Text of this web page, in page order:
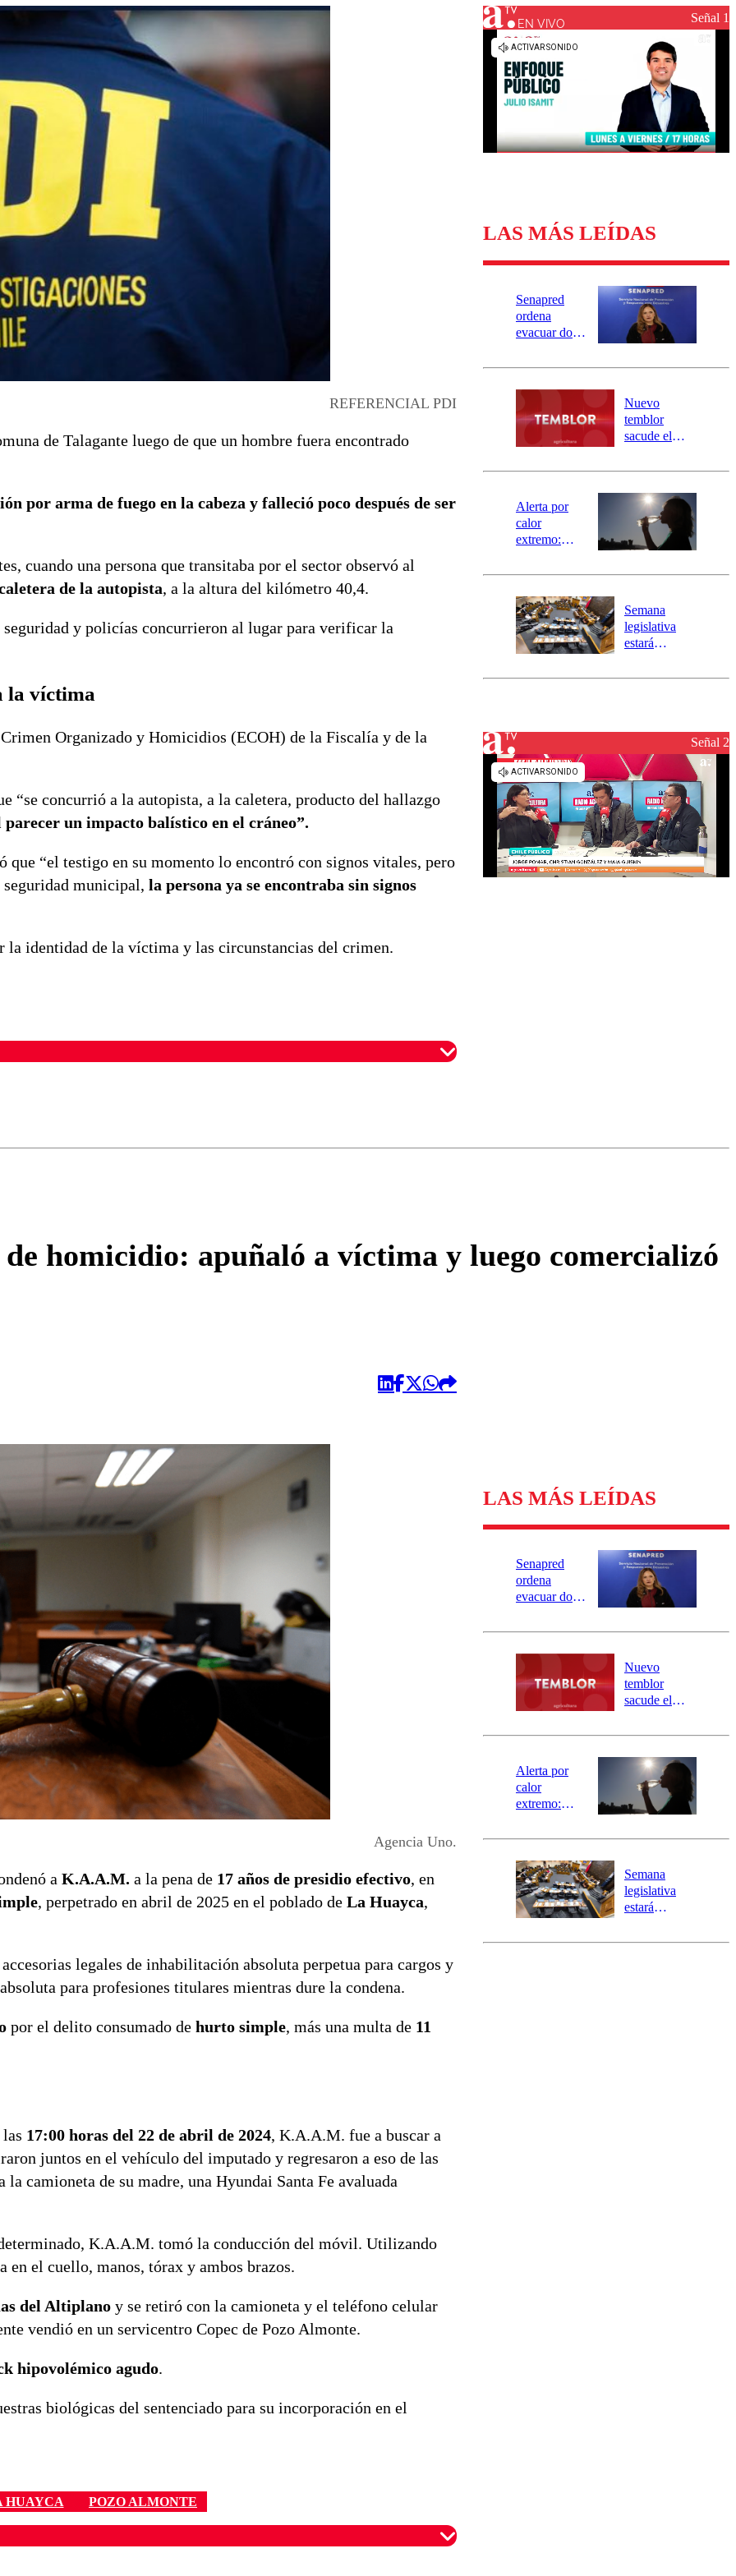
Universidad de Chile
Sustentabilidad
REFERENCIAL PDI
de Talagante luego de que un hombre fuera encontrado
por arma de fuego en la cabeza y falleció poco después de ser
cuando una persona que transitaba por el sector observó al
de la autopista, a la altura del kilómetro 40,4.
seguridad y policías concurrieron al lugar para verificar la
la víctima
Organizado y Homicidios (ECOH) de la Fiscalía y de la
“se concurrió a la autopista, a la caletera, producto del hallazgo
un impacto balístico en el cráneo”.
“el testigo en su momento lo encontró con signos vitales, pero
seguridad municipal, la persona ya se encontraba sin signos
identidad de la víctima y las circunstancias del crimen.
EN VIVO Señal 1
LAS MÁS LEÍDAS
Senapred
ordena
evacuar dos
Carahue por
río Damas:
activa
mensajería
SAE
Nuevo
temblor
sacude el
revisa la
epicentro
Alerta por
calor
extremo:
activa Alerta
Preventiva en
tres comunas
Semana
legislativa
estará
el fin de la
reconstrucciónSeñal 2
homicidio: apuñaló a víctima y luego comercializó
Agencia Uno.
a K.A.A.M. a la pena de 17 años de presidio efectivo, en
, perpetrado en abril de 2025 en el poblado de La Huayca,
legales de inhabilitación absoluta perpetua para cargos y
para profesiones titulares mientras dure la condena.
por el delito consumado de hurto simple, más una multa de 11
17:00 horas del 22 de abril de 2024, K.A.A.M. fue a buscar a
juntos en el vehículo del imputado y regresaron a eso de las
camioneta de su madre, una Hyundai Santa Fe avaluada
K.A.A.M. tomó la conducción del móvil. Utilizando
el cuello, manos, tórax y ambos brazos.
del Altiplano y se retiró con la camioneta y el teléfono celular
vendió en un servicentro Copec de Pozo Almonte.
hipovolémico agudo.
biológicas del sentenciado para su incorporación en el
HUAYCA POZO ALMONTE
LAS MÁS LEÍDAS
Senapred
ordena
evacuar dos
Carahue por
río Damas:
activa
mensajería
SAE
Nuevo
temblor
sacude el
revisa la
epicentro
Alerta por
calor
extremo:
activa Alerta
Preventiva en
tres comunas
Semana
legislativa
estará
el fin de la